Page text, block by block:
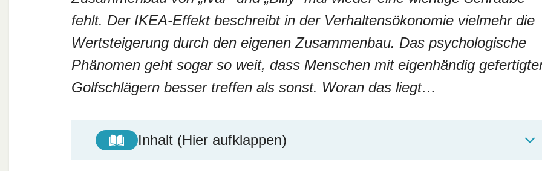
fehlt. Der IKEA-Effekt beschreibt in der Verhaltensökonomie vielmehr die
Wertsteigerung durch den eigenen Zusammenbau. Das psychologische
Phänomen geht sogar so weit, dass Menschen mit eigenhändig
Golfschlägern besser treffen als sonst. Woran das liegt…
Inhalt (Hier aufklappen)